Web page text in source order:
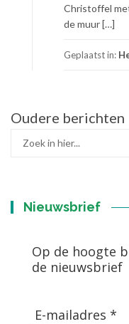
Christoffel
de muur […]
Geplaatst in:
Oudere berichten
Nieuwsbrief
Op de hoogte
de nieuwsbrief
E-mailadres *